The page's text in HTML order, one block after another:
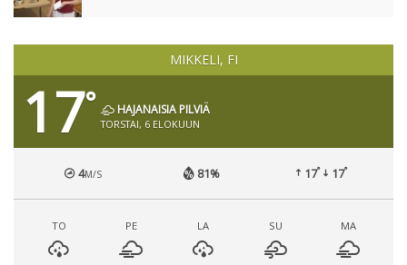
MIKKELI, FI
17° HAJANAISIA PILVIÄ
TORSTAI, 6 ELOKUUN
4M/S 81% 17° 17°
TO PE LA SU MA